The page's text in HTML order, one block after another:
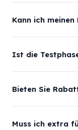
Kann ich
Ist die
Bieten Sie
Muss ich extra